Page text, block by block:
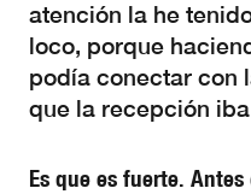
atención la he
loco, porque
podía conectar con
que la recepción
Es que es fuerte.